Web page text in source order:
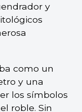
y
como un
y una
los símbolos
roble. Sin